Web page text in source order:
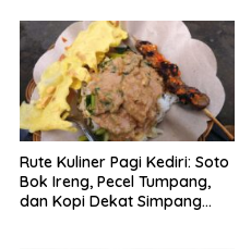
Rute Kuliner Pagi Kediri: Soto
Bok Ireng, Pecel Tumpang,
dan Kopi Dekat Simpang